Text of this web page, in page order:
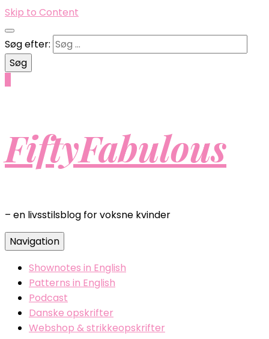
Skip to Content
Søg efter:
FiftyFabulous
– en livsstilsblog for voksne kvinder
Navigation
Shownotes in English
Patterns in English
Podcast
Danske opskrifter
Webshop & strikkeopskrifter